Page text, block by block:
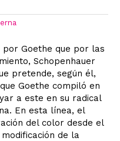
por Goethe que por las
Schopenhauer
pretende, según él,
Goethe compiló en
a este en su radical
En esta línea, el
del color desde el
de la